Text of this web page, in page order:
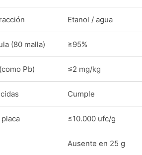
Etanol / agua
(80 malla) ≥95%
Pb) ≤2 mg/kg
Cumple
≤10.000 ufc/g
Ausente en 25 g